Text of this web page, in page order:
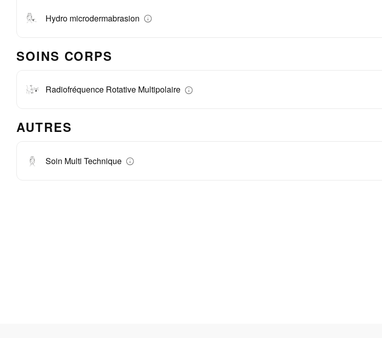
Hydro microdermabrasion
SOINS CORPS
Radiofréquence Rotative Multipolaire
AUTRES
Soin Multi Technique